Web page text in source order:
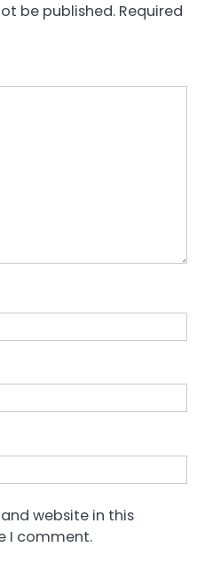
be published. Required
website in this
I comment.